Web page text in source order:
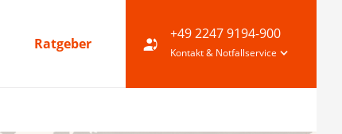
Ratgeber
+49 2247 9194-900
Kontakt & Notfallservice